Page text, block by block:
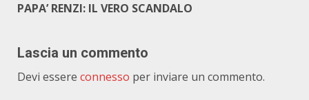
PAPA’ RENZI: IL VERO SCANDALO
Lascia un commento
Devi essere connesso per inviare un commento.